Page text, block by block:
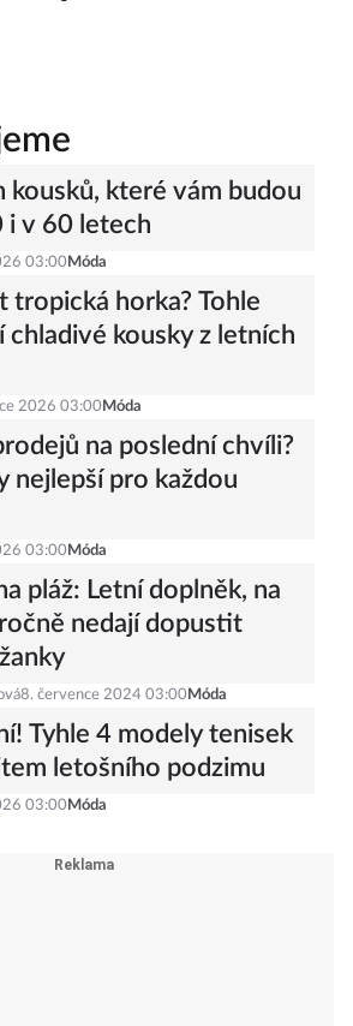
kousků, které vám budou
i v 60 letech
03:00 Móda
tropická horka? Tohle
chladivé kousky z letních
2026 03:00 Móda
na poslední chvíli?
nejlepší pro každou
03:00 Móda
pláž: Letní doplněk, na
nedají dopustit
8. července 2024 03:00 Móda
Tyhle 4 modely tenisek
letošního podzimu
03:00 Móda